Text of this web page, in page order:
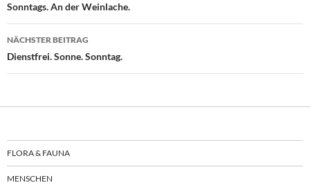
Sonntags. An der Weinlache.
NÄCHSTER BEITRAG
Dienstfrei. Sonne. Sonntag.
FLORA & FAUNA
MENSCHEN